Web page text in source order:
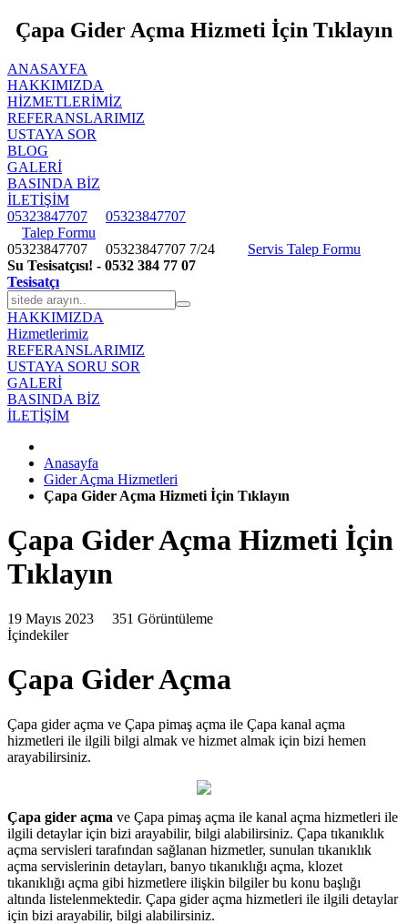
Çapa Gider Açma Hizmeti İçin Tıklayın
ANASAYFA
HAKKIMIZDA
HIZMETLERIMIZ
REFERANSLARIMIZ
USTAYA SOR
BLOG
GALERİ
BASINDA BİZ
İLETİŞİM
05323847707
05323847707
Talep Formu
05323847707 05323847707 7/24
Servis Talep Formu
Su Tesisatçısı! - 0532 384 77 07
Tesisatçı
HAKKIMIZDA
Hizmetlerimiz
REFERANSLARIMIZ
USTAYA SORU SOR
GALERİ
BASINDA BİZ
İLETİŞİM
Anasayfa
Gider Açma Hizmetleri
Çapa Gider Açma Hizmeti İçin Tıklayın
Çapa Gider Açma Hizmeti İçin
Tıklayın
19 Mayıs 2023 351 Görüntüleme
İçindekiler
Çapa Gider Açma
Çapa gider açma ve Çapa pimaş açma ile Çapa kanal açma
hizmetleri ile ilgili bilgi almak ve hizmet almak için bizi hemen
arayabilirsiniz.
Çapa gider açma ve Çapa pimaş açma ile kanal açma hizmetleri ile
ilgili detaylar için bizi arayabilir, bilgi alabilirsiniz. Çapa tıkanıklık
açma servisleri tarafından sağlanan hizmetler, sunulan tıkanıklık
açma servislerinin detayları, banyo tıkanıklığı açma, klozet
tıkanıklığı açma gibi hizmetlere ilişkin bilgiler bu konu başlığı
altında listelenmektedir. Çapa gider açma hizmetleri ile ilgili detaylar
için bizi arayabilir, bilgi alabilirsiniz.